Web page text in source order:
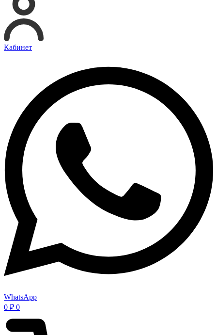
Кабинет
WhatsApp
0 ₽ 0